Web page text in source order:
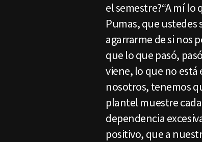
el semestre?“A mí
Pumas, que ustedes
agarrarme de si nos
que lo que pasó,
viene, lo que no
nosotros, tenemos
plantel muestre
dependencia
positivo, que a